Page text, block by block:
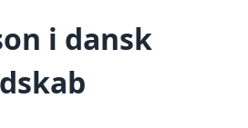
i dansk